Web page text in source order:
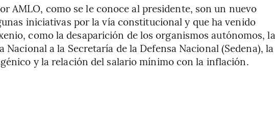
AMLO, como se le conoce al presidente, son un nuevo
iniciativas por la vía constitucional y que ha venido
como la desaparición de los organismos autónomos, la
a la Secretaría de la Defensa Nacional (Sedena), la
y la relación del salario mínimo con la inflación.